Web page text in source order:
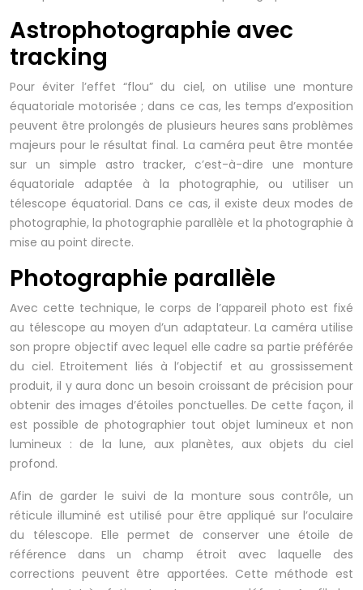
Astrophotographie avec
tracking
Pour éviter l’effet “flou” du ciel, on utilise une monture
équatoriale motorisée ; dans ce cas, les temps d’exposition
peuvent être prolongés de plusieurs heures sans problèmes
majeurs pour le résultat final. La caméra peut être montée
sur un simple astro tracker, c’est-à-dire une monture
équatoriale adaptée à la photographie, ou utiliser un
télescope équatorial. Dans ce cas, il existe deux modes de
photographie, la photographie parallèle et la photographie à
mise au point directe.
Photographie parallèle
Avec cette technique, le corps de l’appareil photo est fixé
au télescope au moyen d’un adaptateur. La caméra utilise
son propre objectif avec lequel elle cadre sa partie préférée
du ciel. Etroitement liés à l’objectif et au grossissement
produit, il y aura donc un besoin croissant de précision pour
obtenir des images d’étoiles ponctuelles. De cette façon, il
est possible de photographier tout objet lumineux et non
lumineux : de la lune, aux planètes, aux objets du ciel
profond.
Afin de garder le suivi de la monture sous contrôle, un
réticule illuminé est utilisé pour être appliqué sur l’oculaire
du télescope. Elle permet de conserver une étoile de
référence dans un champ étroit avec laquelle des
corrections peuvent être apportées. Cette méthode est